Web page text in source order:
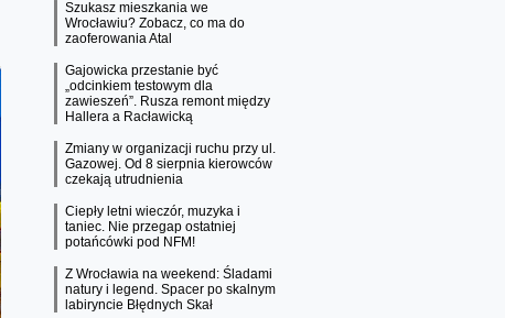
Szukasz mieszkania we
Wrocławiu? Zobacz, co ma do
zaoferowania Atal
Gajowicka przestanie być
„odcinkiem testowym dla
zawieszeń”. Rusza remont między
Hallera a Racławicką
Zmiany w organizacji ruchu przy ul.
Gazowej. Od 8 sierpnia kierowców
czekają utrudnienia
Ciepły letni wieczór, muzyka i
taniec. Nie przegap ostatniej
potańcówki pod NFM!
Z Wrocławia na weekend: Śladami
natury i legend. Spacer po skalnym
labiryncie Błędnych Skał